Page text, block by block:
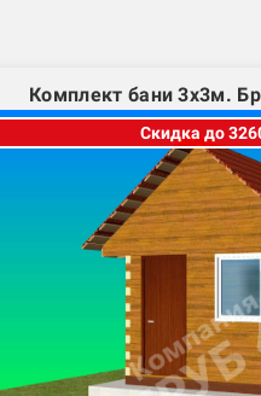
Комплект бани 3х3м.
Скидка до